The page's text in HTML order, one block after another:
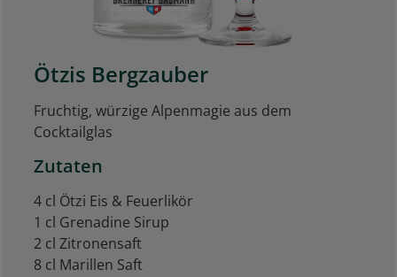
Ötzis Bergzauber
Fruchtig, würzige Alpenmagie aus dem
Cocktailglas
Zutaten
4 cl Ötzi Eis & Feuerlikör
1 cl Grenadine Sirup
2 cl Zitronensaft
8 cl Marillen Saft